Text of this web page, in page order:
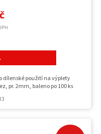
dílenské použití na výplety
pr. 2mm, baleno po 100 ks